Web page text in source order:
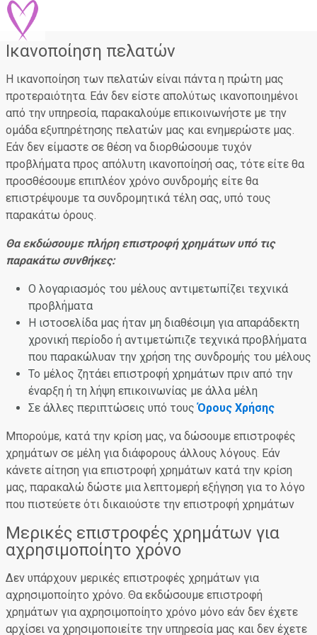
Ικανοποίηση πελατών
Η ικανοποίηση των πελατών είναι πάντα η πρώτη μας
προτεραιότητα. Εάν δεν είστε απολύτως ικανοποιημένοι
από την υπηρεσία, παρακαλούμε επικοινωνήστε με την
ομάδα εξυπηρέτησης πελατών μας και ενημερώστε μας.
Εάν δεν είμαστε σε θέση να διορθώσουμε τυχόν
προβλήματα προς απόλυτη ικανοποίησή σας, τότε είτε θα
προσθέσουμε επιπλέον χρόνο συνδρομής είτε θα
επιστρέψουμε τα συνδρομητικά τέλη σας, υπό τους
παρακάτω όρους.
Θα εκδώσουμε πλήρη επιστροφή χρημάτων υπό τις
παρακάτω συνθήκες:
Ο λογαριασμός του μέλους αντιμετωπίζει τεχνικά
προβλήματα
Η ιστοσελίδα μας ήταν μη διαθέσιμη για απαράδεκτη
χρονική περίοδο ή αντιμετώπιζε τεχνικά προβλήματα
που παρακώλυαν την χρήση της συνδρομής του μέλους
Το μέλος ζητάει επιστροφή χρημάτων πριν από την
έναρξη ή τη λήψη επικοινωνίας με άλλα μέλη
Σε άλλες περιπτώσεις υπό τουςΌρους Χρήσης
Μπορούμε, κατά την κρίση μας, να δώσουμε επιστροφές
χρημάτων σε μέλη για διάφορους άλλους λόγους. Εάν
κάνετε αίτηση για επιστροφή χρημάτων κατά την κρίση
μας, παρακαλώ δώστε μια λεπτομερή εξήγηση για το λόγο
που πιστεύετε ότι δικαιούστε την επιστροφή χρημάτων
Μερικές επιστροφές χρημάτων για
αχρησιμοποίητο χρόνο
Δεν υπάρχουν μερικές επιστροφές χρημάτων για
αχρησιμοποίητο χρόνο. Θα εκδώσουμε επιστροφή
χρημάτων για αχρησιμοποίητο χρόνο μόνο εάν δεν έχετε
αρχίσει να χρησιμοποιείτε την υπηρεσία μας και δεν έχετε